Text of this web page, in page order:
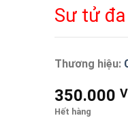
Sư tử
Thương hiệu:
350.000
Hết hàng